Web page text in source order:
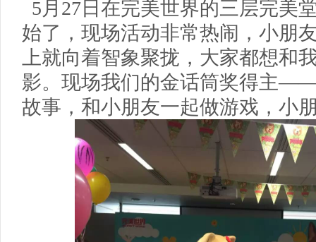
5月27日在完美世界的三层完美
始了，现场活动非常热闹，小朋
上就向着智象聚拢，大家都想和
影。现场我们的金话筒奖得主
故事，和小朋友一起做游戏，小